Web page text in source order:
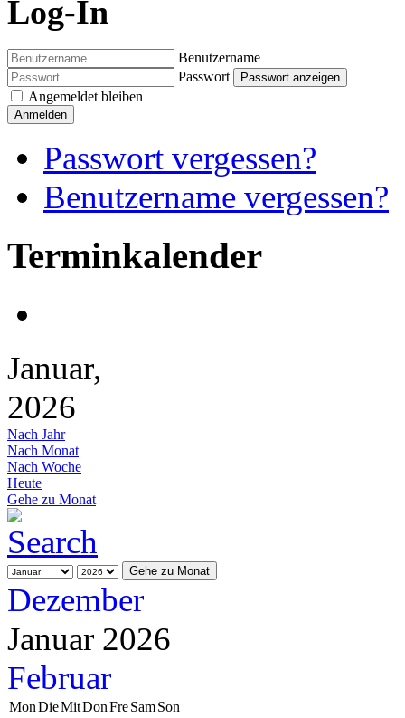
Log-In
Benutzername
Passwort
Passwort anzeigen
Angemeldet bleiben
Anmelden
Passwort vergessen?
Benutzername vergessen?
Terminkalender
Januar,
2026
Nach Jahr
Nach Monat
Nach Woche
Heute
Gehe zu Monat
Gehe zu Monat
Dezember
Januar 2026
Februar
MonDieMitDonFreSamSon